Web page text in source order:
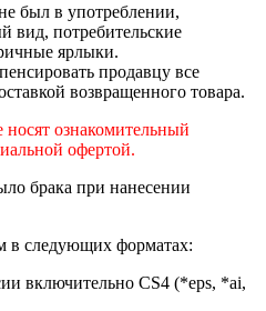
был в употреблении,
вид, потребительские
ярлыки.
продавцу все
возвращенного товара.
ознакомительный
офертой.
брака при нанесении
в следующих форматах:
включительно CS4 (*eps, *ai,